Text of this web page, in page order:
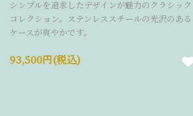
シンプルを追求したデザインが魅力のクラシック
コレクション。ステンレススチールの光沢のある
ケースが爽やかです。
93,500円(税込)